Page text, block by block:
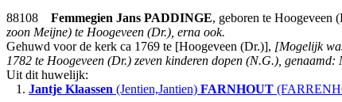
88108 Femmegien Jans PADDINGE, geboren te Hoogeveen
zoon Meijne) te Hoogeveen (Dr.), erna ook.
Gehuwd voor de kerk ca 1769 te [Hoogeveen (Dr.)], [Mogelijk
1782 te Hoogeveen (Dr.) zeven kinderen dopen (N.G.),
Uit dit huwelijk:
1. Jantje Klaassen (Jentien,Jantien) FARNHOUT